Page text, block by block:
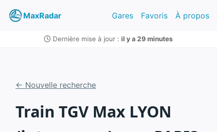
MaxRadar Gares Favoris À propos
Dernière mise à jour : il y a 29 minutes
← Nouvelle recherche
Train TGV Max LYON